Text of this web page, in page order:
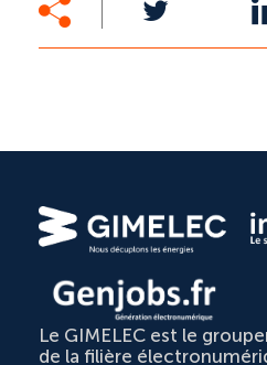
Le GIMELEC est le
de la filière